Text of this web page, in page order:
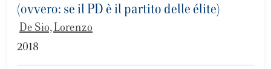
(ovvero: se il PD è il partito delle élite)
De Sio, Lorenzo
2018